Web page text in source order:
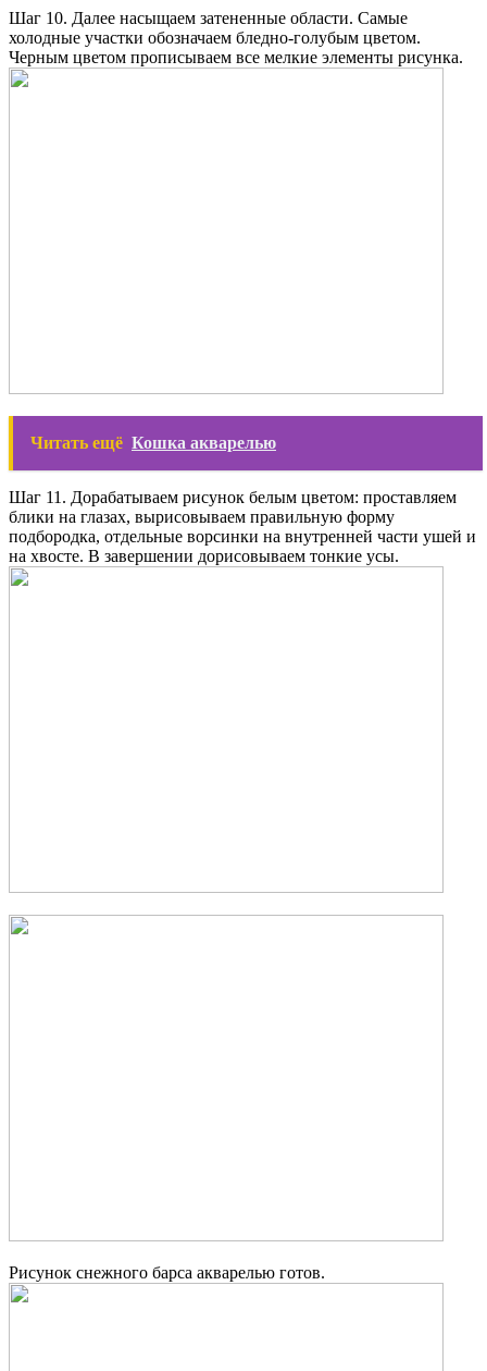
Шаг 10. Далее насыщаем затененные области. Самые
холодные участки обозначаем бледно-голубым цветом.
Черным цветом прописываем все мелкие элементы рисунка.
Читать ещё Кошка акварелью
Шаг 11. Дорабатываем рисунок белым цветом: проставляем
блики на глазах, вырисовываем правильную форму
подбородка, отдельные ворсинки на внутренней части ушей и
на хвосте. В завершении дорисовываем тонкие усы.
Рисунок снежного барса акварелью готов.